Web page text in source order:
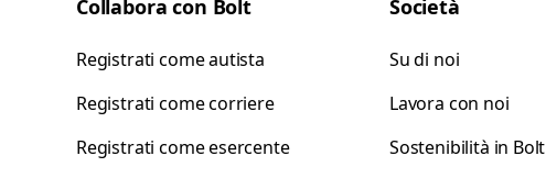
Collabora con Bolt
Registrati come autista
Registrati come corriere
Registrati come esercente
Società
Su di noi
Lavora con noi
Sostenibilità in Bolt